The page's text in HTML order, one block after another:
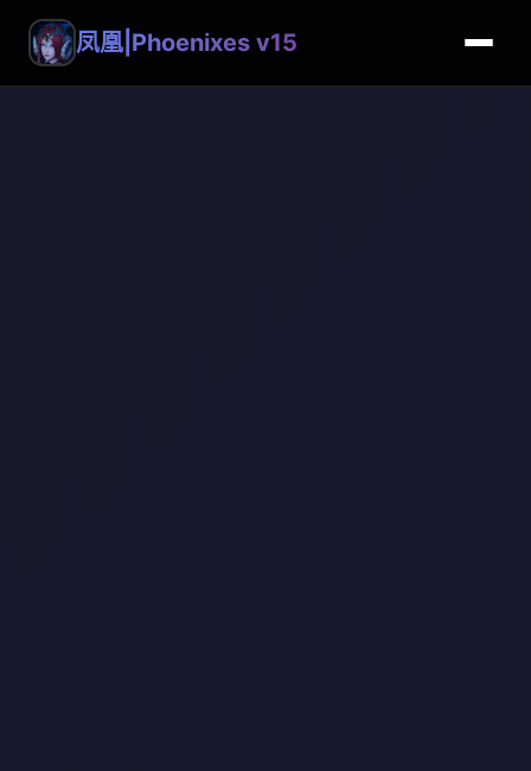
凤凰|Phoenixes v15